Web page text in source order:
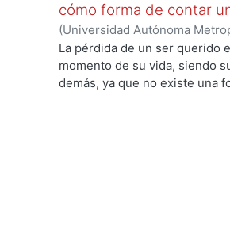
cómo forma de contar
(Universidad Autónoma
de Servicios de Información.,
La pérdida de un ser querido
momento de su vida, siendo
demás, ya que no existe una